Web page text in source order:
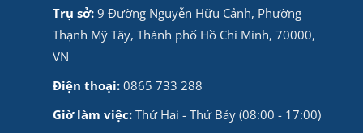
Trụ sở: 9 Đường Nguyễn Hữu Cảnh, Phường
Thạnh Mỹ Tây, Thành phố Hồ Chí Minh, 70000,
VN
Điện thoại:0865 733 288
Giờ làm việc:Thứ Hai - Thứ Bảy (08:00 - 17:00)